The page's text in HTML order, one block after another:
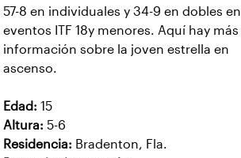
57-8 en individuales y 34-9 en dobles en
eventos ITF 18y menores. Aquí hay más
información sobre la joven estrella en
ascenso.
Edad: 15
Altura: 5-6
Residencia: Bradenton, Fla.